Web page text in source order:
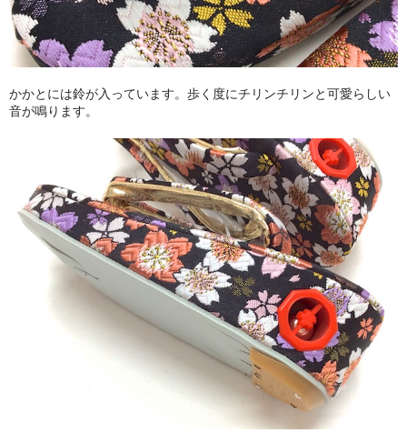
かかとには鈴が入っています。歩く度にチリンチリンと可愛らしい
音が鳴ります。